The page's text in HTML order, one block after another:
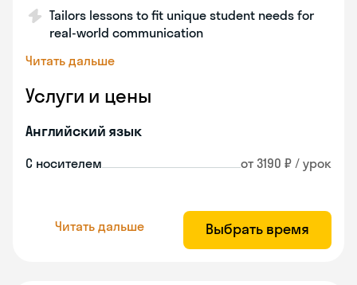
Tailors lessons to fit unique student needs for
real-world communication
Читать дальше
Услуги и цены
Английский язык
С носителем от 3190 ₽ / урок
Читать дальше Выбрать время